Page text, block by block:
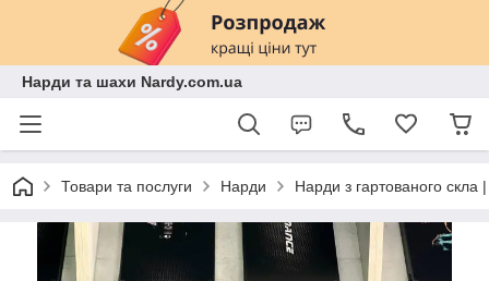
Нарди та шахи Nardy.com.ua
Товари та послуги Нарди Нарди з гартованого скла